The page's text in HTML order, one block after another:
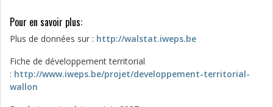
Pour en savoir plus:
Plus de données sur : http://walstat.iweps.be
Fiche de développement territorial
: http://www.iweps.be/projet/developpement-territorial-
wallon